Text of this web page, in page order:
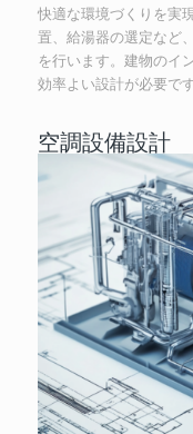
快適な環境づくりを実
置、給湯器の選定など
を行います。建物のイ
効率よい設計が必要です
空調設備設計